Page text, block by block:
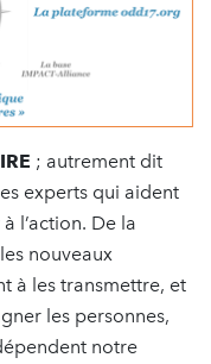
; autrement dit
experts qui aident
l’action. De la
nouveaux
à les transmettre, et
les personnes,
notre